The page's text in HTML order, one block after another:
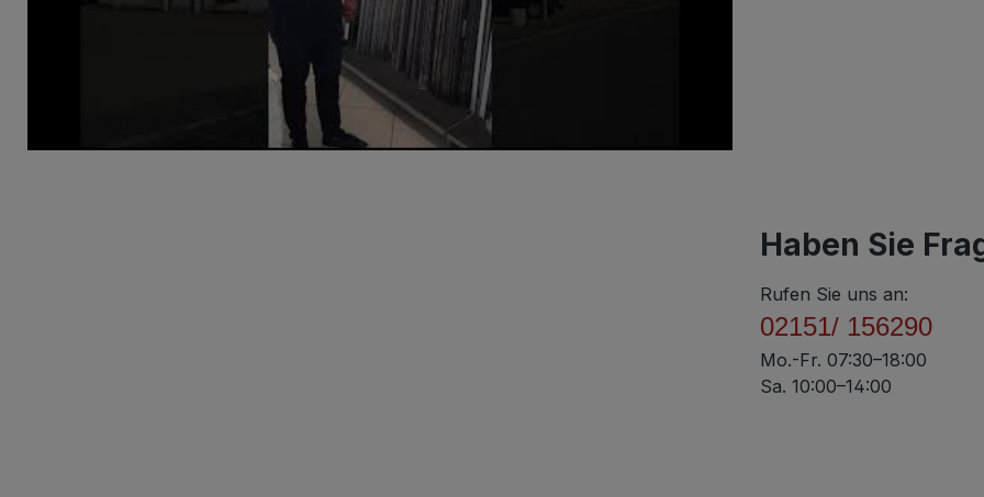
Haben Sie
Rufen Sie uns an:
02151/ 156290
Mo.-Fr. 07:30–18:00
Sa. 10:00–14:00